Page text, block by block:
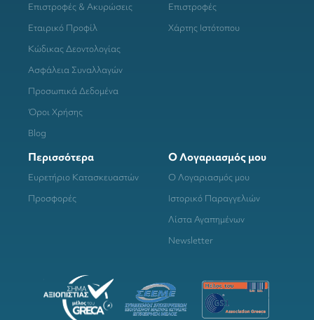
Επιστροφές & Ακυρώσεις
Εταιρικό Προφίλ
Κώδικας Δεοντολογίας
Ασφάλεια Συναλλαγών
Προσωπικά Δεδομένα
Όροι Χρήσης
Blog
Επιστροφές
Χάρτης Ιστότοπου
Περισσότερα
Ευρετήριο Κατασκευαστών
Προσφορές
Ο Λογαριασμός μου
Ο Λογαριασμός μου
Ιστορικό Παραγγελιών
Λίστα Αγαπημένων
Newsletter